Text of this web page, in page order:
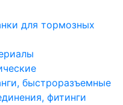
для тормозных
быстроразъемные
фитинги